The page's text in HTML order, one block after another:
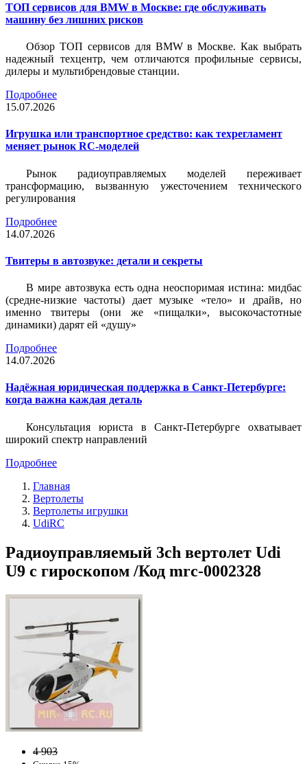
ТОП сервисов для BMW в Москве: где обслуживать
машину без лишних рисков
Обзор ТОП сервисов для BMW в Москве. Как выбрать
надежный техцентр, чем отличаются профильные сервисы,
дилеры и мультибрендовые станции.
Подробнее
15.07.2026
Игрушка или транспортное средство: как техрегламент
меняет рынок RC-моделей
Рынок радиоуправляемых моделей переживает
трансформацию, вызванную ужесточением технического
регулирования
Подробнее
14.07.2026
Твитеры в автозвуке: детали и секреты
В мире автозвука есть одна неоспоримая истина: мидбас
(средне-низкие частоты) дает музыке «тело» и драйв, но
именно твитеры (они же «пищалки», высокочастотные
динамики) дарят ей «душу»
Подробнее
14.07.2026
Надёжная юридическая поддержка в Санкт-Петербурге:
когда важна каждая деталь
Консультация юриста в Санкт-Петербурге охватывает
широкий спектр направлений
Подробнее
Главная
Вертолеты
Вертолеты игрушки
UdiRC
Радиоуправляемый 3ch вертолет Udi
U9 с гироскопом /Код mrc-0002328
4 903